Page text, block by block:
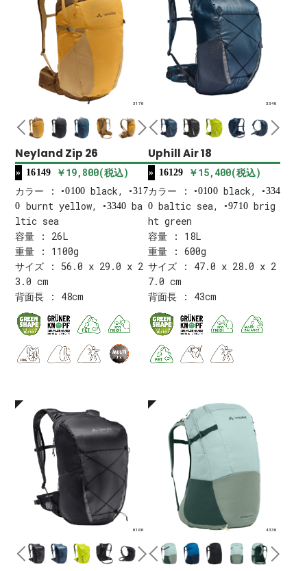
3170
Neyland Zip 26
16149
￥19,800(税込)
カラー : 0100 black, 317
0 burnt yellow, 3340 ba
ltic sea
容量 : 26L
重量 : 1100g
サイズ : 56.0 x 29.0 x 2
3.0 cm
背面長 : 48cm
3340
Uphill Air 18
16129
￥15,400(税込)
カラー :
0100black,
334
0 baltic sea, 9710brig
ht green
容量 : 18L
重量 : 600g
サイズ : 47.0 x 28.0 x 2
7.0 cm
背面長 : 43cm
0100 4330